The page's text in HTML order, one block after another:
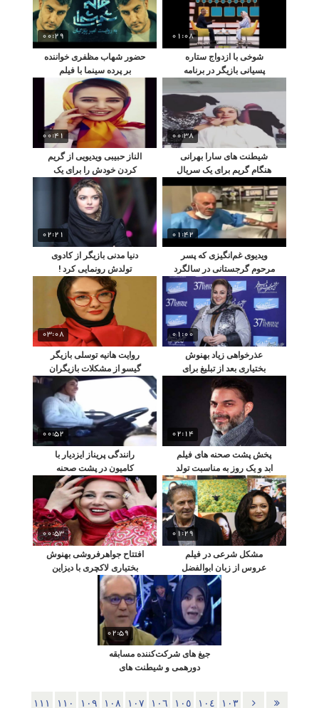
01:08
شوخی با ازدواج ستاره
پسیانی بازیگر در برنامه
پژمان جمشیدی
00:29
حضور شهاب مظفری خواننده
بر پرده سینما با فیلم
سینمایی خانه شیشه ای
00:38
شیطنت های سارا بهرانی
هنگام گریم برای یک سریال
00:41
الناز حبیبی ویدیویی از گریم
کردن خودش را برای یک
سریال منتشر کرد
01:42
ویدیوی غم‌انگیزی که پسر
مرحوم گرجستانی در سالگرد
پدرش منتشر کرد
02:21
دنیا مدنی بازیگر از کادوی
تولدش رونمایی کرد !
01:00
عذرخواهی زیاد بهنوش
بختیاری بعد از تبلیغ برای
انتخابات
03:08
روایت هانیه توسلی بازیگر
گیسو از مشکلات بازیگران
زن در ایران
02:14
پخش پشت صحنه های فیلم
ابد و یک روز به مناسبت تولد
پیمان معادی
00:52
رانندگی پریناز ایزدیار با
کامیون در پشت صحنه
ساخت فیلم سینمایی
سرخپوست
01:29
مشکل شرعی در فیلم
عروس از زبان ابوالفضل
پورعرب در سالروزتولدش
00:53
افتتاح جواهرفروشی بهنوش
بختیاری لاکچری با دیزاین
گران قیمت
02:59
جیغ های شرکت‌کننده مسابقه
دورهمی و شیطنت های
١٠٣ ١٠٤ ١٠٥ ١٠٦ ١٠٧ ١٠٨ ١٠٩ ١١٠ ١١١